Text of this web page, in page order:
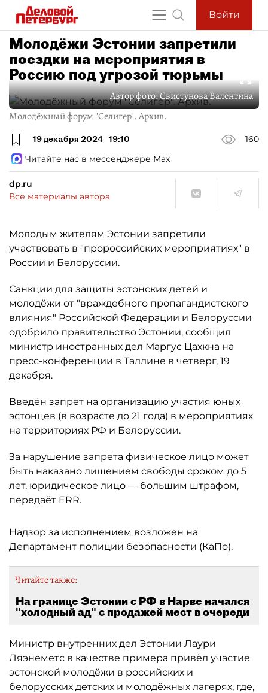
Войти
Молодёжи Эстонии запретили
поездки на мероприятия в
Россию под угрозой тюрьмы
Автор фото:Свистунова Валентина
Молодёжный форум "Селигер". Архив.
19 декабря 2024 19:10
160
Читайте нас в мессенджере Max
dp.ru
Все материалы автора
Молодым жителям Эстонии запретили
участвовать в "пророссийских мероприятиях" в
России и Белоруссии.
Санкции для защиты эстонских детей и
молодёжи от "враждебного пропагандистского
влияния" Российской Федерации и Белоруссии
одобрило правительство Эстонии, сообщил
министр иностранных дел Маргус Цахкна на
пресс-конференции в Таллине в четверг, 19
декабря.
Введён запрет на организацию участия юных
эстонцев (в возрасте до 21 года) в мероприятиях
на территориях РФ и Белоруссии.
За нарушение запрета физическое лицо может
быть наказано лишением свободы сроком до 5
лет, юридическое лицо — большим штрафом,
передаёт ERR.
Надзор за исполнением возложен на
Департамент полиции безопасности (КаПо).
Читайте также:
На границе Эстонии с РФ в Нарве начался
"холодный ад" с продажей мест в очереди
Министр внутренних дел Эстонии Лаури
Ляэнеметс в качестве примера привёл участие
эстонской молодёжи в российских и
белорусских детских и молодёжных лагерях, где,